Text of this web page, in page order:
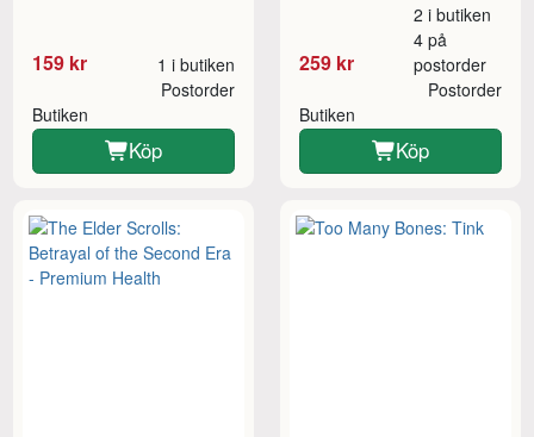
159 kr 1 i butiken
Butiken
Postorder
Köp
259 kr
2 i butiken
4 på
postorder
Butiken
Postorder
Köp